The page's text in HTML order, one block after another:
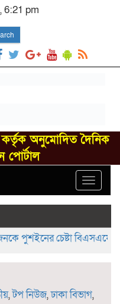
6:21 pm
কর্তৃক অনুমোদিত দৈনিক
পোর্টাল
Toggle
চেষ্টা বিএসএফের,
,টপ নিউজ,ঢাকা বিভাগ,